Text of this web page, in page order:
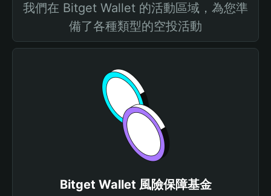
我們在 Bitget Wallet 的活動區域，為您準
備了各種類型的空投活動
Bitget Wallet 風險保障基金